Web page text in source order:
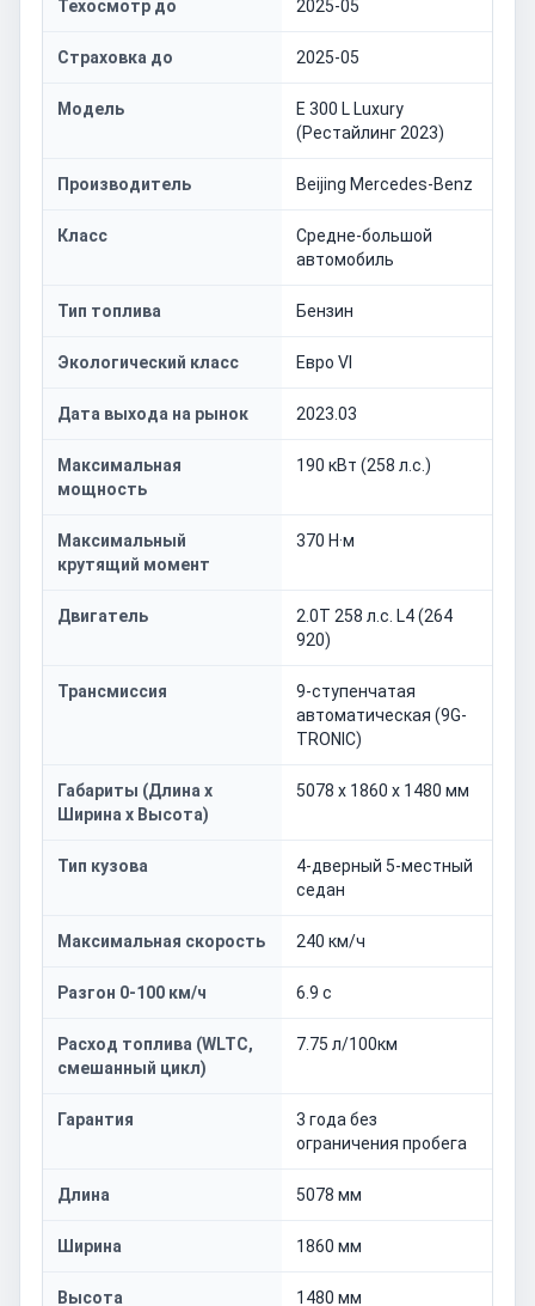
Техосмотр до 2025-05
Страховка до 2025-05
Модель
E 300 L Luxury
(Рестайлинг 2023)
Производитель Beijing Mercedes-Benz
Класс
Средне-большой
автомобиль
Тип топлива Бензин
Экологический класс Евро VI
Дата выхода на рынок 2023.03
Максимальная
мощность
190 кВт (258 л.с.)
Максимальный
крутящий момент
370 Н·м
Двигатель
2.0T 258 л.с. L4 (264
920)
Трансмиссия
9-ступенчатая
автоматическая (9G-
TRONIC)
Габариты (Длина x
Ширина x Высота)
5078 x 1860 x 1480 мм
Тип кузова
4-дверный 5-местный
седан
Максимальная скорость 240 км/ч
Разгон 0-100 км/ч 6.9 с
Расход топлива (WLTC,
смешанный цикл)
7.75 л/100км
Гарантия
3 года без
ограничения пробега
Длина 5078 мм
Ширина 1860 мм
Высота 1480 мм